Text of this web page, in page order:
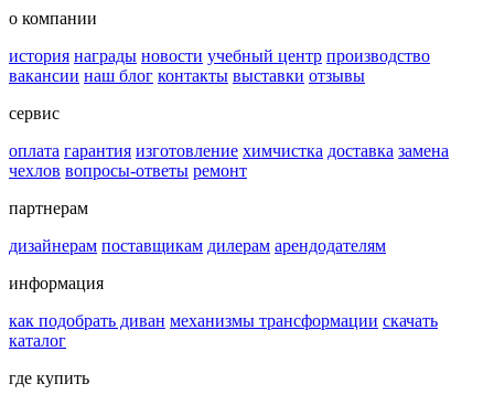
о компании
история награды новости учебный центр производство
вакансии наш блог контакты выставки отзывы
сервис
оплата гарантия изготовление химчистка доставка замена
чехлов вопросы-ответы ремонт
партнерам
дизайнерам поставщикам дилерам арендодателям
информация
как подобрать диван механизмы трансформации скачать
каталог
где купить